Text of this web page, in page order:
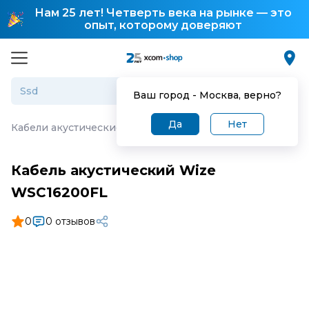
Нам 25 лет! Четверть века на рынке — это
опыт, которому доверяют
Ваш город - Москва, верно?
Да Нет
Кабели акустические Кабель акустический Wize
Кабель акустический Wize
WSC16200FL
0 0 отзывов